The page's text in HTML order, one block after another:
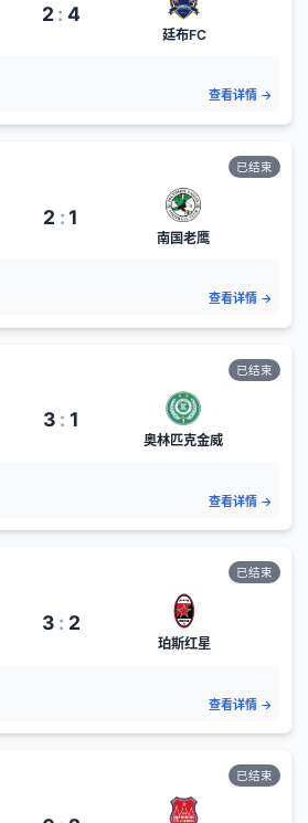
2 : 4
廷布FC
查看详情→
已结束
2 :1
南国老鹰
查看详情→
已结束
3 : 1
奥林匹克金威
查看详情→
已结束
3 : 2
珀斯红星
查看详情→
已结束